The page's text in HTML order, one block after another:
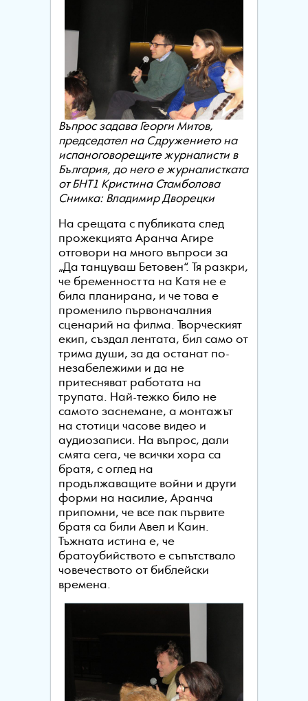
Въпрос задава Георги Митов,
председател на Сдружението на
испаноговорещите журналисти в
България, до него е журналистката
от БНТ1 Кристина Стамболова
Снимка: Владимир Дворецки
На срещата с публиката след
прожекцията Аранча Агире
отговори на много въпроси за
„Да танцуваш Бетовен“. Тя разкри,
че бременността на Катя не е
била планирана, и че това е
променило първоначалния
сценарий на филма. Творческият
екип, създал лентата, бил само от
трима души, за да останат по-
незабележими и да не
притесняват работата на
трупата. Най-тежко било не
самото заснемане, а монтажът
на стотици часове видео и
аудиозаписи. На въпрос, дали
смята сега, че всички хора са
братя, с оглед на
продължаващите войни и други
форми на насилие, Аранча
припомни, че все пак първите
братя са били Авел и Каин.
Тъжната истина е, че
братоубийството е съпътствало
човечеството от библейски
времена.